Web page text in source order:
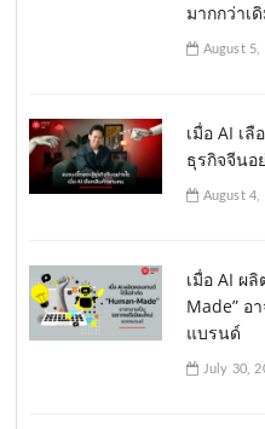
มากกว่าเ
August 5,
เมื่อ AI เ
ธุรกิจจีนอ
August 4,
เมื่อ AI ผ
Made” อ
แบรนด์
July 30,